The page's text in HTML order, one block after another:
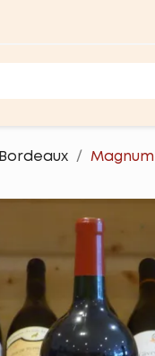
Bordeaux